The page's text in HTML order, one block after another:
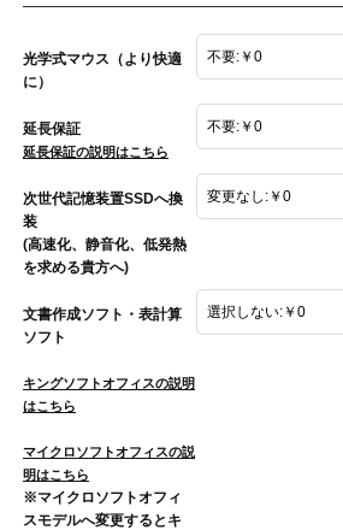
光学式マウス（より快適
に）
延長保証
延長保証の説明はこちら
次世代記憶装置SSDへ換
装
(高速化、静音化、低発熱
を求める貴方へ)
文書作成ソフト・表計算
ソフト
キングソフトオフィスの説明
はこちら
マイクロソフトオフィスの説
明はこちら
※マイクロソフトオフィ
スモデルへ変更するとキ